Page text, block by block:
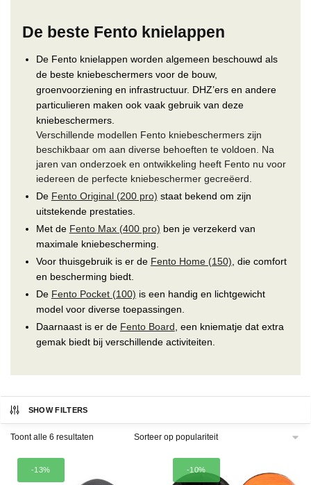
De beste Fento knielappen
De Fento knielappen worden algemeen beschouwd als
de beste kniebeschermers voor de bouw,
groenvoorziening en infrastructuur. DHZ’ers en andere
particulieren maken ook vaak gebruik van deze
kniebeschermers.
Verschillende modellen Fento kniebeschermers zijn
beschikbaar om aan diverse behoeften te voldoen. Na
jaren van onderzoek en ontwikkeling heeft Fento nu voor
iedereen de perfecte kniebeschermer gecreëerd.
De Fento Original (200 pro) staat bekend om zijn
uitstekende prestaties.
Met de Fento Max (400 pro) ben je verzekerd van
maximale kniebescherming.
Voor thuisgebruik is er de Fento Home (150) , die comfort
en bescherming biedt.
De Fento Pocket (100) is een handig en lichtgewicht
model voor diverse toepassingen.
Daarnaast is er de Fento Board , een kniematje dat extra
gemak biedt bij verschillende activiteiten.
SHOW FILTERS
Toont alle 6 resultaten Gesorteerd
-13% -10%